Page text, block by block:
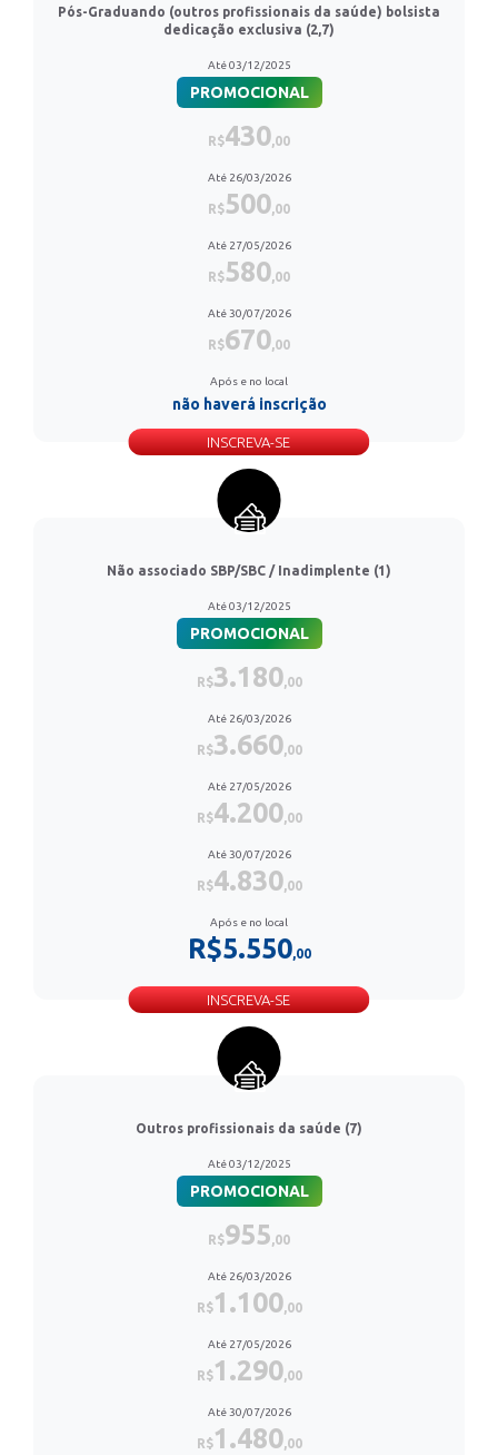
Pós-Graduando (outros profissionais da saúde) bolsista
dedicação exclusiva (2,7)
Até 03/12/2025
PROMOCIONAL
R$430,00
Até 26/03/2026
R$500,00
Até 27/05/2026
R$580,00
Até 30/07/2026
R$670,00
Após e no local
não haverá inscrição
INSCREVA-SE
Não associado SBP/SBC / Inadimplente (1)
Até 03/12/2025
PROMOCIONAL
R$3.180,00
Até 26/03/2026
R$3.660,00
Até 27/05/2026
R$4.200,00
Até 30/07/2026
R$4.830,00
Após e no local
R$5.550,00
INSCREVA-SE
Outros profissionais da saúde (7)
Até 03/12/2025
PROMOCIONAL
R$955,00
Até 26/03/2026
R$1.100,00
Até 27/05/2026
R$1.290,00
Até 30/07/2026
R$1.480,00